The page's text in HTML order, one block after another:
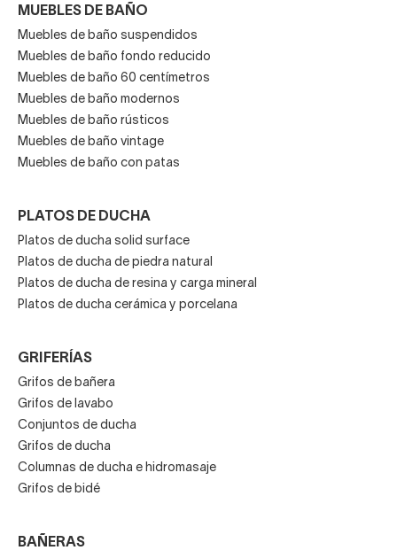
MUEBLES DE BAÑO
Muebles de baño suspendidos
Muebles de baño fondo reducido
Muebles de baño 60 centímetros
Muebles de baño modernos
Muebles de baño rústicos
Muebles de baño vintage
Muebles de baño con patas
PLATOS DE DUCHA
Platos de ducha solid surface
Platos de ducha de piedra natural
Platos de ducha de resina y carga mineral
Platos de ducha cerámica y porcelana
GRIFERÍAS
Grifos de bañera
Grifos de lavabo
Conjuntos de ducha
Grifos de ducha
Columnas de ducha e hidromasaje
Grifos de bidé
BAÑERAS